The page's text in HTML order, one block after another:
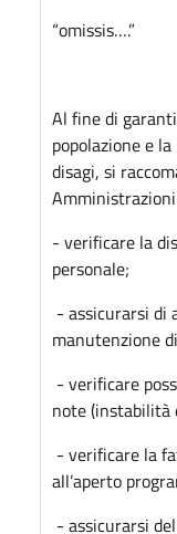
“omissis….”
Al fine di
popolazione e
disagi, si
- verificare la
personale;
- assicurarsi di
manutenzione
- verificare
note (instabilità
- verificare la
all’aperto
- assicurarsi